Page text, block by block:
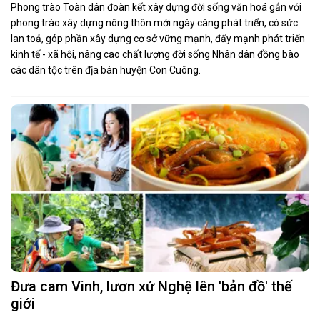
Phong trào Toàn dân đoàn kết xây dựng đời sống văn hoá gắn với
phong trào xây dựng nông thôn mới ngày càng phát triển, có sức
lan toả, góp phần xây dựng cơ sở vững mạnh, đẩy mạnh phát triển
kinh tế - xã hội, nâng cao chất lượng đời sống Nhân dân đồng bào
các dân tộc trên địa bàn huyện Con Cuông.
Đưa cam Vinh, lươn xứ Nghệ lên 'bản đồ' thế
giới